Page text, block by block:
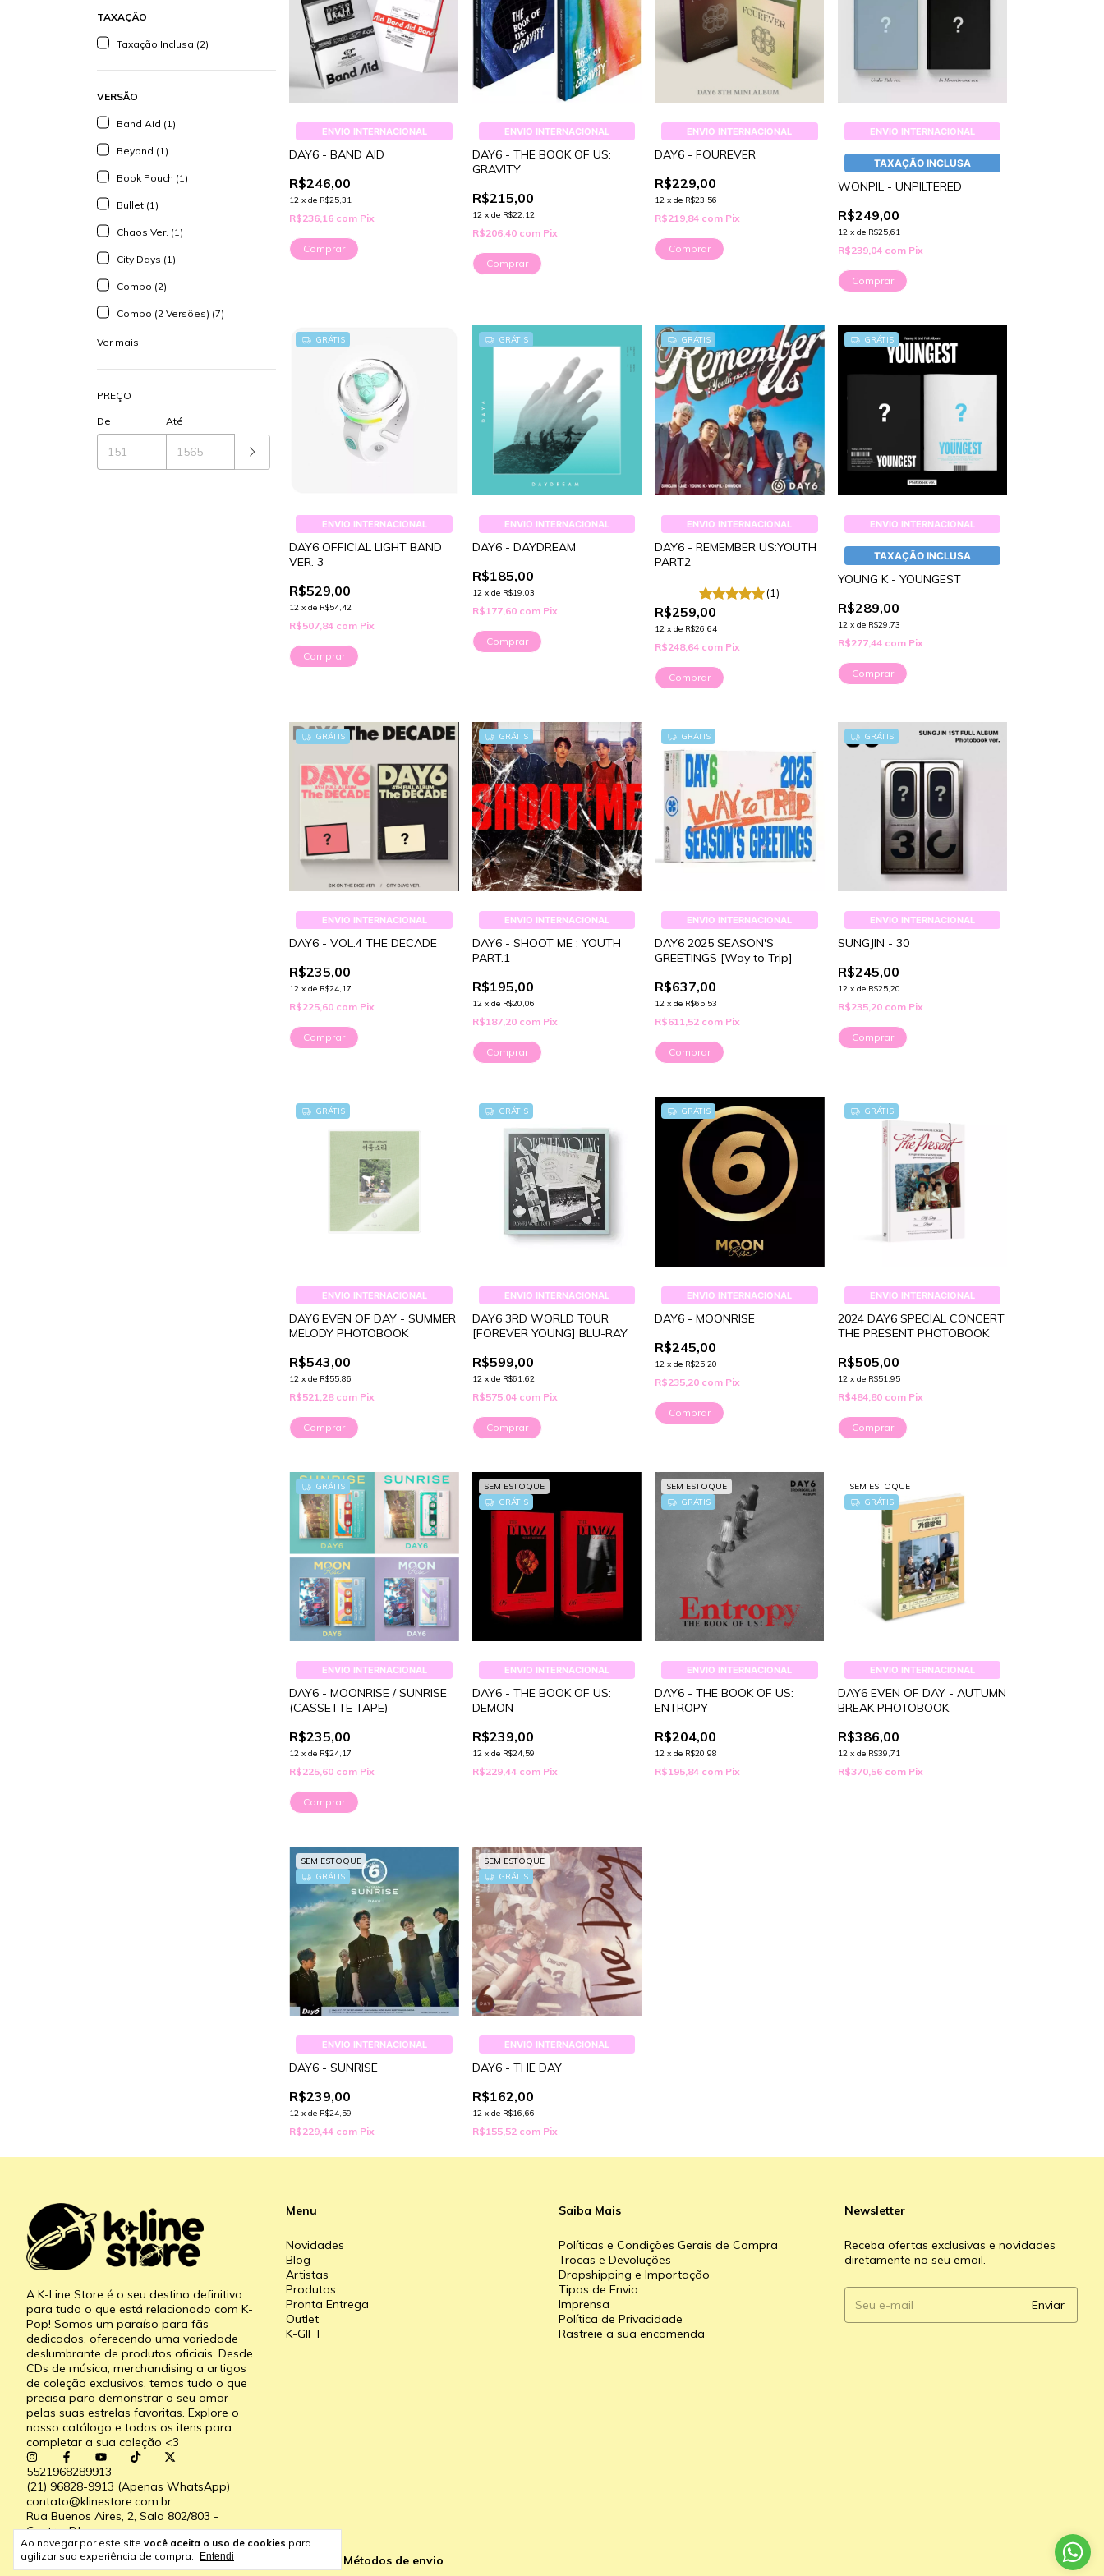
Ao navegar por este site você aceita o uso de cookies para
agilizar sua experiência de compra.
Entendi
TAXAÇÃO
Taxação Inclusa (2)
VERSÃO
Band Aid (1)
Beyond (1)
Book Pouch (1)
Bullet (1)
Chaos Ver. (1)
City Days (1)
Combo (2)
Combo (2 Versões) (7)
Ver mais
PREÇO
De Até
ENVIO INTERNACIONAL
DAY6 - BAND AID
R$246,00
12 xde R$25,31
R$236,16 com Pix
Comprar
ENVIO INTERNACIONAL
DAY6 - THE BOOK OF US:
GRAVITY
R$215,00
12 x de R$22,12
R$206,40 com Pix
Comprar
ENVIO INTERNACIONAL
DAY6 - FOUREVER
R$229,00
12 xde R$23,56
R$219,84 com Pix
Comprar
ENVIO INTERNACIONAL
TAXAÇÃO INCLUSA
WONPIL - UNPILTERED
R$249,00
12 x de R$25,61
R$239,04 com Pix
Comprar
GRÁTIS
ENVIO INTERNACIONAL
DAY6 OFFICIAL LIGHT BAND
VER. 3
R$529,00
12 xde R$54,42
R$507,84 com Pix
GRÁTIS
ENVIO INTERNACIONAL
DAY6 - DAYDREAM
R$185,00
12 x de R$19,03
R$177,60 com Pix
Comprar
GRÁTIS
ENVIO INTERNACIONAL
DAY6 - REMEMBER US:YOUTH
PART2
(1)
R$259,00
12 xde R$26,64
R$248,64 com Pix
Comprar
GRÁTIS
ENVIO INTERNACIONAL
TAXAÇÃO INCLUSA
YOUNG K - YOUNGEST
R$289,00
12 x de R$29,73
R$277,44 com Pix
Comprar
GRÁTIS
ENVIO INTERNACIONAL
DAY6 - VOL.4 THE DECADE
R$235,00
12 xde R$24,17
R$225,60 com Pix
Comprar
GRÁTIS
ENVIO INTERNACIONAL
DAY6 - SHOOT ME : YOUTH
PART.1
R$195,00
12 x de R$20,06
R$187,20 com Pix
Comprar
GRÁTIS
ENVIO INTERNACIONAL
DAY6 2025 SEASON'S
GREETINGS [Way to Trip]
R$637,00
12 xde R$65,53
R$611,52 com Pix
GRÁTIS
ENVIO INTERNACIONAL
SUNGJIN - 30
R$245,00
12 x de R$25,20
R$235,20 com Pix
Comprar
GRÁTIS
ENVIO INTERNACIONAL
DAY6 EVEN OF DAY - SUMMER
MELODY PHOTOBOOK
R$543,00
12 xde R$55,86
R$521,28 com Pix
GRÁTIS
ENVIO INTERNACIONAL
DAY6 3RD WORLD TOUR
[FOREVER YOUNG] BLU-RAY
R$599,00
12 x de R$61,62
R$575,04 com Pix
GRÁTIS
ENVIO INTERNACIONAL
DAY6 - MOONRISE
R$245,00
12 xde R$25,20
R$235,20 com Pix
Comprar
GRÁTIS
ENVIO INTERNACIONAL
2024 DAY6 SPECIAL CONCERT
THE PRESENT PHOTOBOOK
R$505,00
12 x de R$51,95
R$484,80 com Pix
GRÁTIS
ENVIO INTERNACIONAL
DAY6 - MOONRISE / SUNRISE
(CASSETTE TAPE)
R$235,00
12 xde R$24,17
R$225,60 com Pix
Comprar
SEM ESTOQUE
GRÁTIS
ENVIO INTERNACIONAL
DAY6 - THE BOOK OF US:
DEMON
R$239,00
12 x de R$24,59
R$229,44 com Pix
SEM ESTOQUE
GRÁTIS
ENVIO INTERNACIONAL
DAY6 - THE BOOK OF US:
ENTROPY
R$204,00
12 xde R$20,98
R$195,84 com Pix
SEM ESTOQUE
GRÁTIS
ENVIO INTERNACIONAL
DAY6 EVEN OF DAY - AUTUMN
BREAK PHOTOBOOK
R$386,00
12 x de R$39,71
R$370,56 com Pix
SEM ESTOQUE
GRÁTIS
ENVIO INTERNACIONAL
DAY6 - SUNRISE
R$239,00
12 xde R$24,59
R$229,44 com Pix
SEM ESTOQUE
GRÁTIS
ENVIO INTERNACIONAL
DAY6 - THE DAY
R$162,00
12 x de R$16,66
R$155,52 com Pix
A K-Line Store é o seu destino definitivo
para tudo o que está relacionado com K-
Pop! Somos um paraíso para fãs
dedicados, oferecendo uma variedade
deslumbrante de produtos oficiais. Desde
CDs de música, merchandising a artigos
de coleção exclusivos, temos tudo o que
precisa para demonstrar o seu amor
pelas suas estrelas favoritas. Explore o
nosso catálogo e todos os itens para
completar a sua coleção <3
5521968289913
(21) 96828-9913 (Apenas WhatsApp)
contato@klinestore.com.br
Rua Buenos Aires, 2, Sala 802/803 -
Centro, RJ
Visite o nosso Blog!
Menu
Novidades
Blog
Artistas
Produtos
Pronta Entrega
Outlet
K-GIFT
Saiba Mais
Políticas e Condições Gerais de Compra
Trocas e Devoluções
Dropshipping e Importação
Tipos de Envio
Imprensa
Política de Privacidade
Rastreie a sua encomenda
Newsletter
Receba ofertas exclusivas e novidades
diretamente no seu email.
Formas de pagamento Métodos de envio